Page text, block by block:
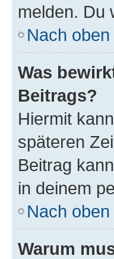
melden. Du
Nach oben
Was
Beitrags?
Hiermit
späteren
Beitrag
in deinem
Nach oben
Warum